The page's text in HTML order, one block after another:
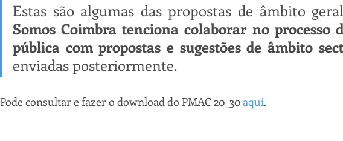
Estas são algumas das propostas de âmbito
Somos Coimbra tenciona colaborar no processo
pública com propostas e sugestões de âmbito
enviadas posteriormente.
Pode consultar e fazer o download do PMAC 20_30 aqui.